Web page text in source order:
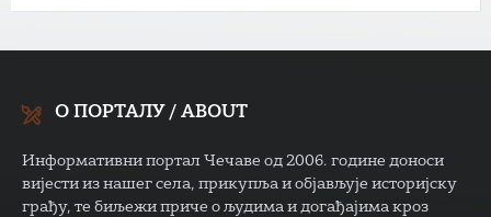
О ПОРТАЛУ / ABOUT
Информативни портал Чечаве од 2006. године доноси
вијести из нашег села, прикупља и објављује историјску
грађу, те биљежи приче о људима и догађајима кроз